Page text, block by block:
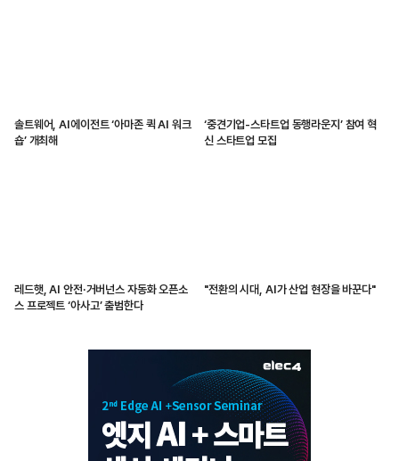
솔트웨어, AI에이전트 ‘아마존 퀵 AI 워크
숍’ 개최해
‘중견기업-스타트업 동행라운지’ 참여 혁
신 스타트업 모집
레드햇, AI 안전·거버넌스 자동화 오픈소
스 프로젝트 ‘아사고’ 출범한다
"전환의 시대, AI가 산업 현장을 바꾼다"